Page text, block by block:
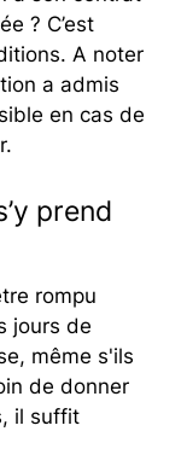
? C’est
A noter
a admis
en cas de
prend
rompu
jours de
même s'ils
de donner
il suffit